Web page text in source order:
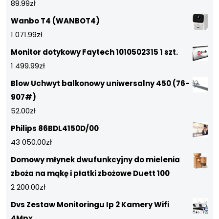
89.99zł
Wanbo T4 (WANBOT4)
1 071.99zł
Monitor dotykowy Faytech 1010502315 1 szt.
1 499.99zł
Blow Uchwyt balkonowy uniwersalny 450 (76-
907#)
52.00zł
Philips 86BDL4150D/00
43 050.00zł
Domowy młynek dwufunkcyjny do mielenia
zboża na mąkę i płatki zbożowe Duett 100
2 200.00zł
Dvs Zestaw Monitoringu Ip 2 Kamery Wifi